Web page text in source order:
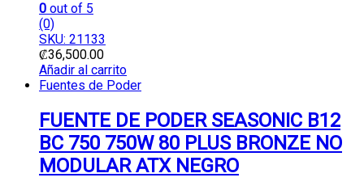
0 out of 5
(0)
SKU: 21133
₡36,500.00
Añadir al carrito
Fuentes de Poder
FUENTE DE PODER SEASONIC B12
BC 750 750W 80 PLUS BRONZE NO
MODULAR ATX NEGRO